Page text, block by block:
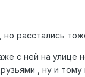
расстались
с ней на улице
, ну и